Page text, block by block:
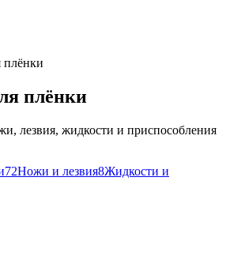
плёнки
плёнки
лезвия, жидкости и приспособления
72Ножи и лезвия8Жидкости и